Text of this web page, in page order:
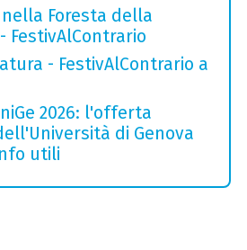
Foresta della
FestivAlContrario
- FestivAlContrario a
2026: l'offerta
di Genova
utili